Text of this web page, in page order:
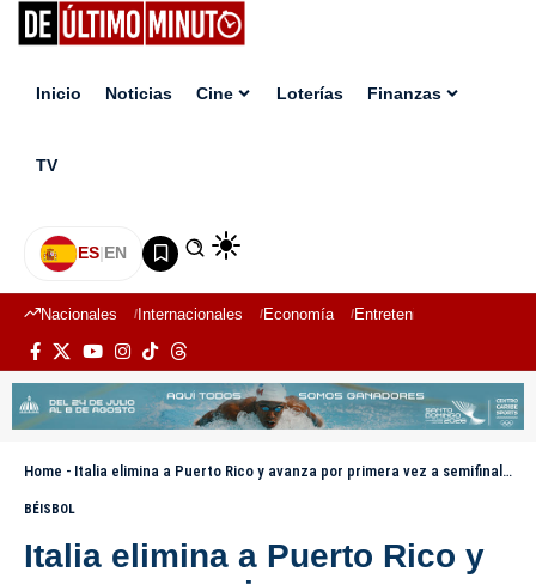
Inicio Noticias Cine Loterías Finanzas
TV
ES|EN
Nacionales Internacionales Economía Entretenimiento
Home - Italia elimina a Puerto Rico y avanza por primera vez a semifinales del Clásico Mundial
BÉISBOL
Italia elimina a Puerto Rico y